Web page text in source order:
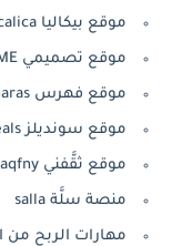
موقع بيكاليا picalica
موقع تصميمي Tasmeem ME
موقع فهرس faharas
موقع سونديلز Soundeals
موقع ثقَّفني thaqfny
منصة سلَّة salla
مهارات الربح من